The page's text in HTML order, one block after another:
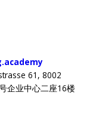
61, 8002
企业中心二座16楼